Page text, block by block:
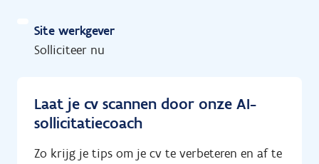
Site werkgever
Solliciteer nu
Laat je cv scannen door onze AI-
sollicitatiecoach
Zo krijg je tips om je cv te verbeteren en af te